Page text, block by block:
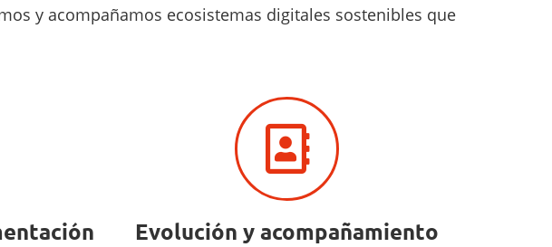
y acompañamos ecosistemas digitales sostenibles que
Evolución y acompañamiento